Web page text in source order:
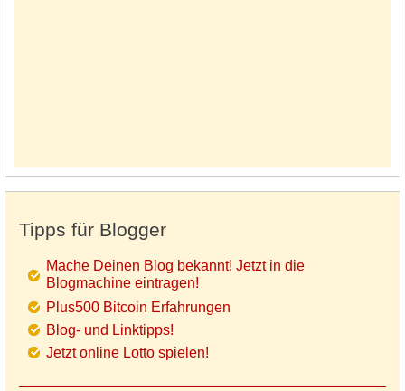
Tipps für Blogger
Mache Deinen Blog bekannt! Jetzt in die
Blogmachine eintragen!
Plus500 Bitcoin Erfahrungen
Blog- und Linktipps!
Jetzt online Lotto spielen!